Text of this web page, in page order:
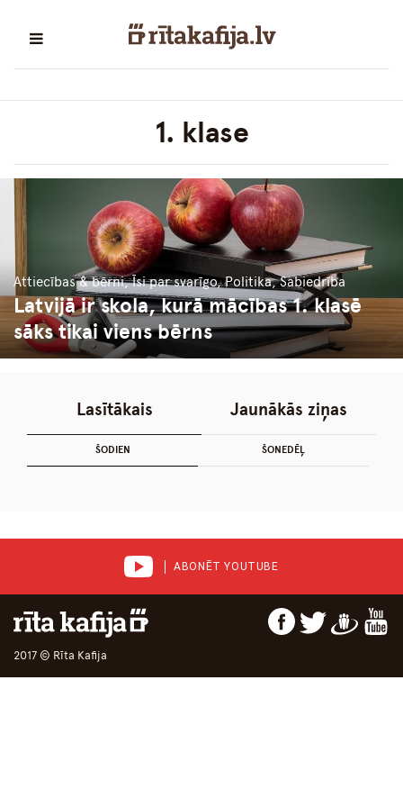
1. klase
Attiecības & bērni, Īsi par svarīgo, Politika, Sabiedrība
Latvijā ir skola, kurā mācības 1. klasē
sāks tikai viens bērns
Lasītākais
ŠODIEN ŠONEDĒĻ
Jaunākās ziņas
ABONĒT YOUTUBE
2017 © Rīta Kafija